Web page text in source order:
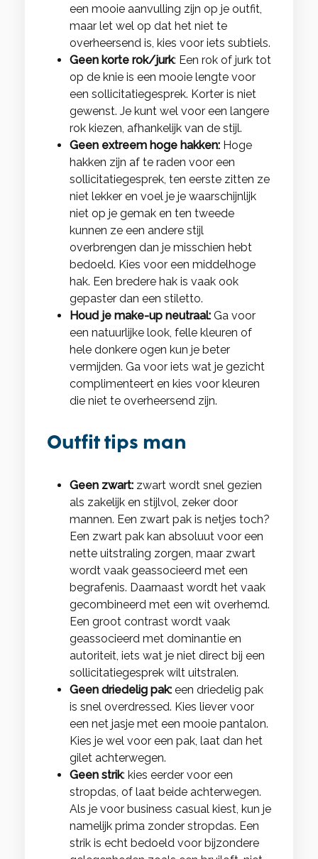
een mooie aanvulling zijn op je outfit,
maar let wel op dat het niet te
overheersend is, kies voor iets subtiels.
Geen korte rok/jurk: Een rok of jurk tot
op de knie is een mooie lengte voor
een sollicitatiegesprek. Korter is niet
gewenst. Je kunt wel voor een langere
rok kiezen, afhankelijk van de stijl.
Geen extreem hoge hakken: Hoge
hakken zijn af te raden voor een
sollicitatiegesprek, ten eerste zitten ze
niet lekker en voel je je waarschijnlijk
niet op je gemak en ten tweede
kunnen ze een andere stijl
overbrengen dan je misschien hebt
bedoeld. Kies voor een middelhoge
hak. Een bredere hak is vaak ook
gepaster dan een stiletto.
Houd je make-up neutraal: Ga voor
een natuurlijke look, felle kleuren of
hele donkere ogen kun je beter
vermijden. Ga voor iets wat je gezicht
complimenteert en kies voor kleuren
die niet te overheersend zijn.
Outfit tips man
Geen zwart: zwart wordt snel gezien
als zakelijk en stijlvol, zeker door
mannen. Een zwart pak is netjes toch?
Een zwart pak kan absoluut voor een
nette uitstraling zorgen, maar zwart
wordt vaak geassocieerd met een
begrafenis. Daarnaast wordt het vaak
gecombineerd met een wit overhemd.
Een groot contrast wordt vaak
geassocieerd met dominantie en
autoriteit, iets wat je niet direct bij een
sollicitatiegesprek wilt uitstralen.
Geen driedelig pak: een driedelig pak
is snel overdressed. Kies liever voor
een net jasje met een mooie pantalon.
Kies je wel voor een pak, laat dan het
gilet achterwegen.
Geen strik: kies eerder voor een
stropdas, of laat beide achterwegen.
Als je voor business casual kiest, kun je
namelijk prima zonder stropdas. Een
strik is echt bedoeld voor bijzondere